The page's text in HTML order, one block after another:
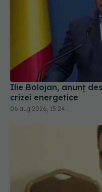
Ilie Bolojan, anunț
crizei energetice
06 aug 2026, 15:24